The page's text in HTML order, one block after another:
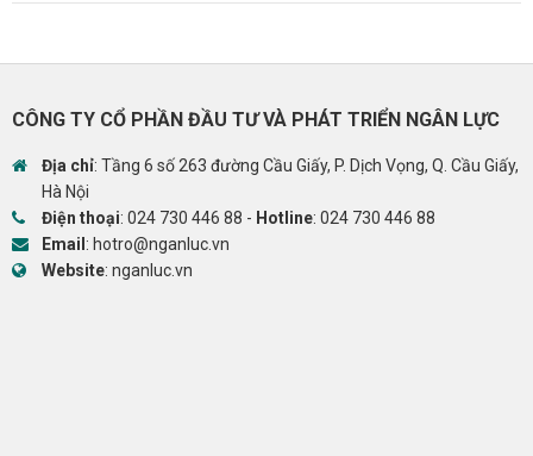
CÔNG TY CỔ PHẦN ĐẦU TƯ VÀ PHÁT TRIỂN NGÂN LỰC
Địa chỉ: Tầng 6 số 263 đường Cầu Giấy, P. Dịch Vọng, Q. Cầu Giấy,
Hà Nội
Điện thoại: 024 730 446 88 - Hotline: 024 730 446 88
Email : hotro@nganluc.vn
Website: nganluc.vn